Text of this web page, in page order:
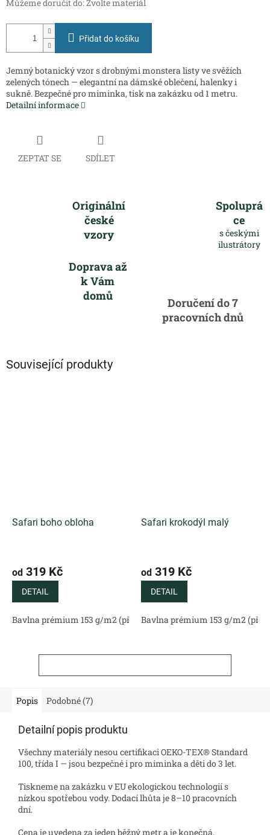
Můžeme doručit do:Zvolte materiál
Přidat do košíku
Jemný botanický vzor s drobnými monstera listy ve svěžích
zelených tónech — elegantní na dámské oblečení, halenky i
sukně. Bezpečné pro miminka, tisk na zakázku od 1 metru.
Detailní informace
ZEPTAT SE SDÍLET
Originální
české
vzory
Spoluprá
ce
s českými
ilustrátory
Doprava až
k Vám
domů
Doručení do 7
pracovních dnů
Související produkty
Safari boho obloha
od 319 Kč
DETAIL
Bavlna prémium 153 g/m2 (přírodní) Bavlněný satén 130 g/
Safari krokodýl malý
od 319 Kč
DETAIL
Bavlna prémium 153 g/m2
Popis Podobné (7)
Detailní popis produktu
Všechny materiály nesou certifikaci OEKO-TEX® Standard
100, třída I — jsou bezpečné i pro miminka a děti do 3 let.
Tiskneme na zakázku v EU ekologickou technologií s
nízkou spotřebou vody. Dodací lhůta je 8–10 pracovních
dní.
Cena je uvedena za jeden běžný metr a je konečná.